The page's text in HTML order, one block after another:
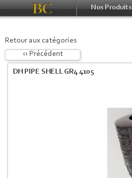
Nos Produits
Retour aux catégories
‹‹ Précédent
DH PIPE SHELL GR4 4105